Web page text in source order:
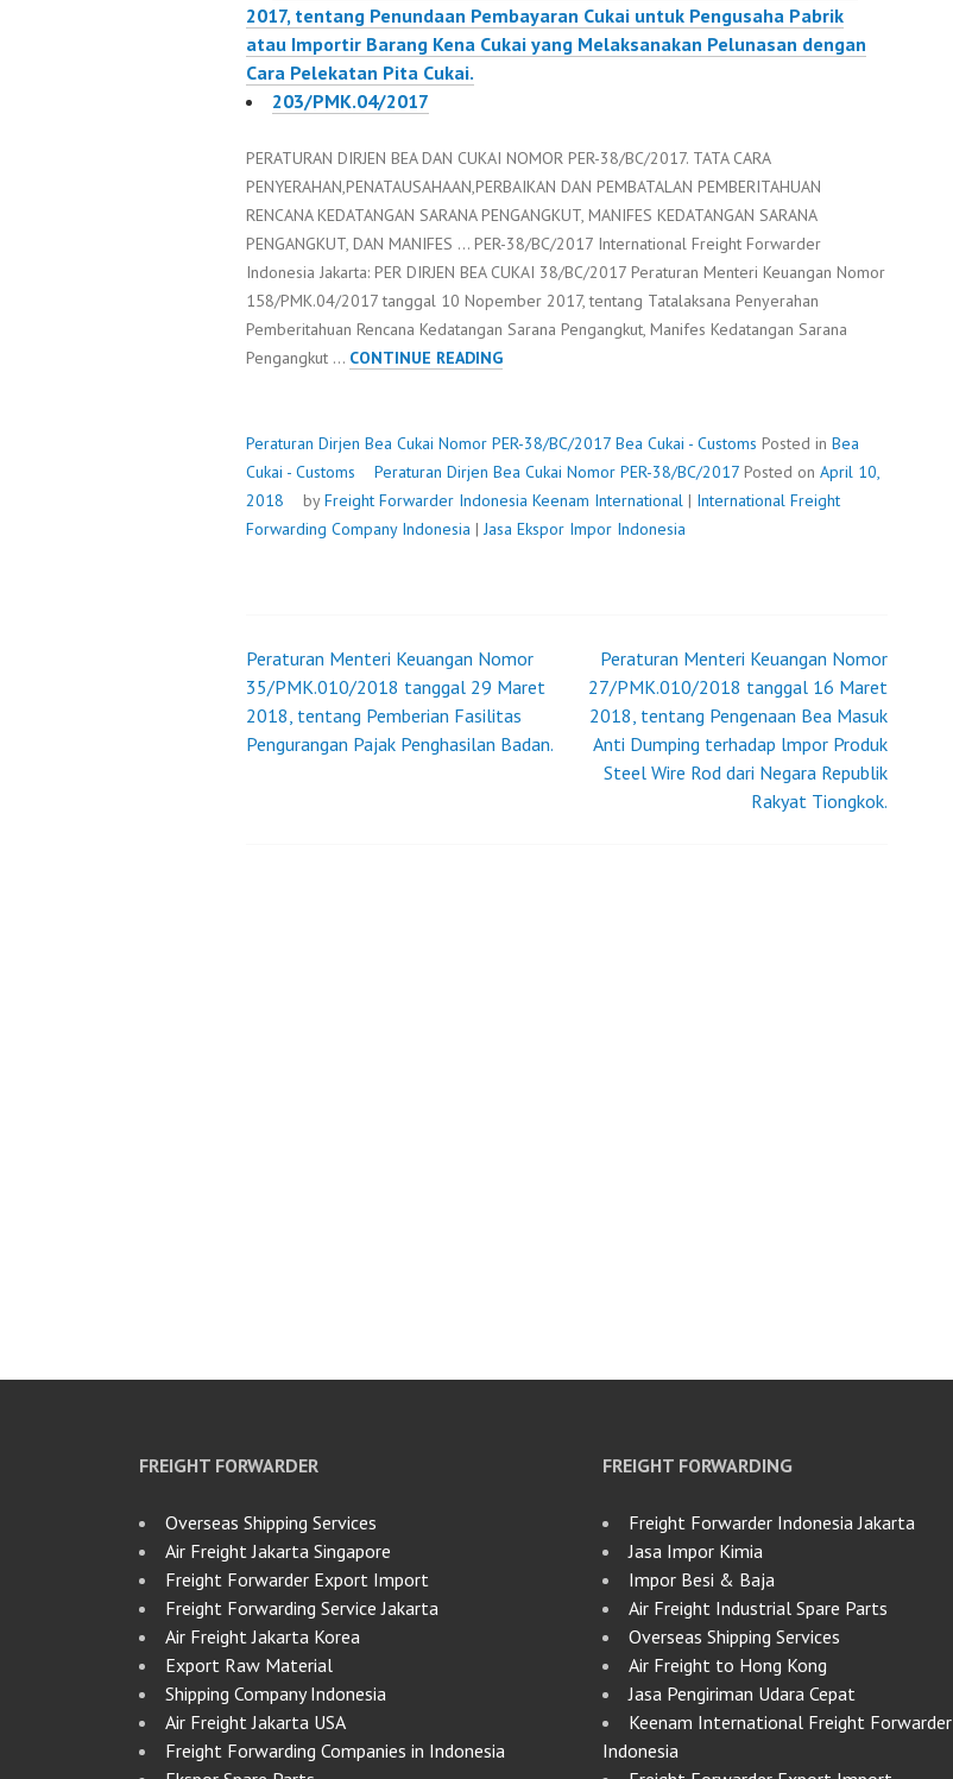
2017, tentang Penundaan Pembayaran Cukai untuk Pengusaha Pabrik
atau Importir Barang Kena Cukai yang Melaksanakan Pelunasan dengan
Cara Pelekatan Pita Cukai.
203/PMK.04/2017
PERATURAN DIRJEN BEA DAN CUKAI NOMOR PER-38/BC/2017. TATA CARA
PENYERAHAN,PENATAUSAHAAN,PERBAIKAN DAN PEMBATALAN PEMBERITAHUAN
RENCANA KEDATANGAN SARANA PENGANGKUT, MANIFES KEDATANGAN SARANA
PENGANGKUT, DAN MANIFES … PER-38/BC/2017 International Freight Forwarder
Indonesia Jakarta: PER DIRJEN BEA CUKAI 38/BC/2017 Peraturan Menteri Keuangan Nomor
158/PMK.04/2017 tanggal 10 Nopember 2017, tentang Tatalaksana Penyerahan
Pemberitahuan Rencana Kedatangan Sarana Pengangkut, Manifes Kedatangan Sarana
Pengangkut … CONTINUE READINGPERATURAN
CUKAI
NOMOR
PER-
38/BC/2017
Peraturan Dirjen Bea Cukai Nomor PER-38/BC/2017 Bea Cukai - Customs Posted in Bea
Cukai - Customs
Peraturan Dirjen Bea Cukai Nomor PER-38/BC/2017 Posted on April 10,
2018
byFreight Forwarder Indonesia Keenam International | International Freight
Forwarding Company Indonesia |Jasa Ekspor Impor Indonesia
Post
navigation
Peraturan Menteri Keuangan Nomor
35/PMK.010/2018 tanggal 29 Maret
2018, tentang Pemberian Fasilitas
Pengurangan Pajak Penghasilan Badan.
Peraturan Menteri Keuangan Nomor
27/PMK.010/2018 tanggal 16 Maret
2018, tentang Pengenaan Bea Masuk
Anti Dumping terhadap lmpor Produk
Steel Wire Rod dari Negara Republik
Rakyat Tiongkok.
FREIGHT FORWARDER
Overseas Shipping Services
Air Freight Jakarta Singapore
Freight Forwarder Export Import
Freight Forwarding Service Jakarta
Air Freight Jakarta Korea
Export Raw Material
Shipping Company Indonesia
Air Freight Jakarta USA
Freight Forwarding Companies in Indonesia
FREIGHT FORWARDING
Freight Forwarder Indonesia Jakarta
Jasa Impor Kimia
Impor Besi & Baja
Air Freight Industrial Spare Parts
Overseas Shipping Services
Air Freight to Hong Kong
Jasa Pengiriman Udara Cepat
Keenam International Freight Forwarder
Indonesia